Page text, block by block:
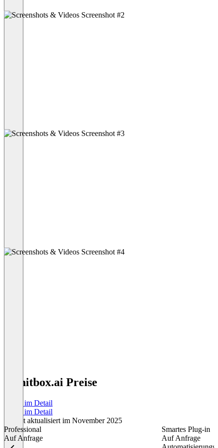
planitbox.ai Preise
Preise im Detail
Preise im Detail
Zuletzt aktualisiert im November 2025
Professional
Auf Anfrage
Smartes Plug-in
Auf Anfrage